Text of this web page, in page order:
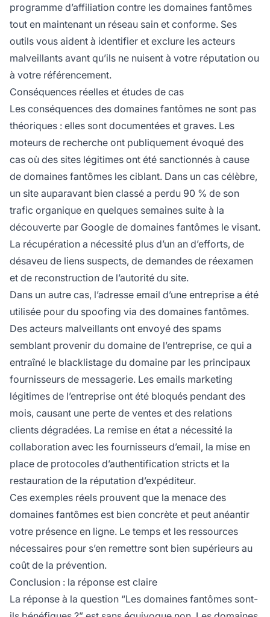
programme d’affiliation contre les domaines fantômes
tout en maintenant un réseau sain et conforme. Ses
outils vous aident à identifier et exclure les acteurs
malveillants avant qu’ils ne nuisent à votre réputation ou
à votre référencement.
Conséquences réelles et études de cas
Les conséquences des domaines fantômes ne sont pas
théoriques : elles sont documentées et graves. Les
moteurs de recherche ont publiquement évoqué des
cas où des sites légitimes ont été sanctionnés à cause
de domaines fantômes les ciblant. Dans un cas célèbre,
un site auparavant bien classé a perdu 90 % de son
trafic organique en quelques semaines suite à la
découverte par Google de domaines fantômes le visant.
La récupération a nécessité plus d’un an d’efforts, de
désaveu de liens suspects, de demandes de réexamen
et de reconstruction de l’autorité du site.
Dans un autre cas, l’adresse email d’une entreprise a été
utilisée pour du spoofing via des domaines fantômes.
Des acteurs malveillants ont envoyé des spams
semblant provenir du domaine de l’entreprise, ce qui a
entraîné le blacklistage du domaine par les principaux
fournisseurs de messagerie. Les emails marketing
légitimes de l’entreprise ont été bloqués pendant des
mois, causant une perte de ventes et des relations
clients dégradées. La remise en état a nécessité la
collaboration avec les fournisseurs d’email, la mise en
place de protocoles d’authentification stricts et la
restauration de la réputation d’expéditeur.
Ces exemples réels prouvent que la menace des
domaines fantômes est bien concrète et peut anéantir
votre présence en ligne. Le temps et les ressources
nécessaires pour s’en remettre sont bien supérieurs au
coût de la prévention.
Conclusion : la réponse est claire
La réponse à la question “Les domaines fantômes sont-